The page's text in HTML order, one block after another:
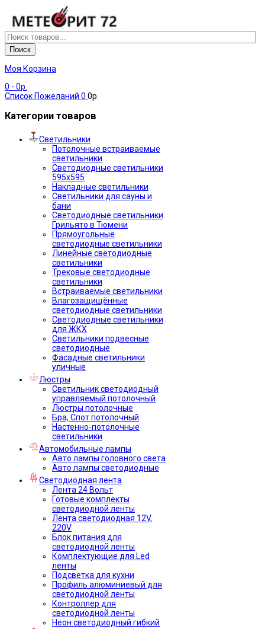
Поиск
Моя Корзина
0 - 0р.
Список Пожеланий 0 0р.
Категории товаров
Светильники
Потолочные встраиваемые
светильники
Светодиодные светильники
595х595
Накладные светильники
Светильники для сауны и
бани
Светодиодные светильники
Грильято в Тюмени
Прямоугольные
светодиодные светильники
Линейные светодиодные
светильники
Трековые светодиодные
светильники
Встраиваемые светильники
Влагозащищённые
светодиодные светильники
Светодиодные светильники
для ЖКХ
Светильники подвесные
светодиодные
Фасадные светильники
уличные
Люстры
Светильник светодиодный
управляемый потолочный
Люстры потолочные
Бра, Спот потолочный
Настенно-потолочные
светильники
Автомобильные лампы
Авто лампы головного света
Авто лампы светодиодные
Светодиодная лента
Лента 24 Вольт
Готовые комплекты
светодиодной ленты
Лента светодиодная 12V,
220V
Блок питания для
светодиодной ленты
Комплектующие для Led
ленты
Подсветка для кухни
Профиль алюминиевый для
светодиодной ленты
Контроллер для
светодиодной ленты
Неон светодиодный гибкий